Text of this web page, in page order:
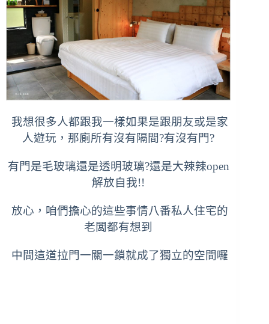
我想很多人都跟我一樣如果是跟朋友或是家
人遊玩，那廁所有沒有隔間?有沒有門?
有門是毛玻璃還是透明玻璃?還是大辣辣open
解放自我!!
放心，咱們擔心的這些事情八番私人住宅的
老闆都有想到
中間這道拉門一關一鎖就成了獨立的空間囉